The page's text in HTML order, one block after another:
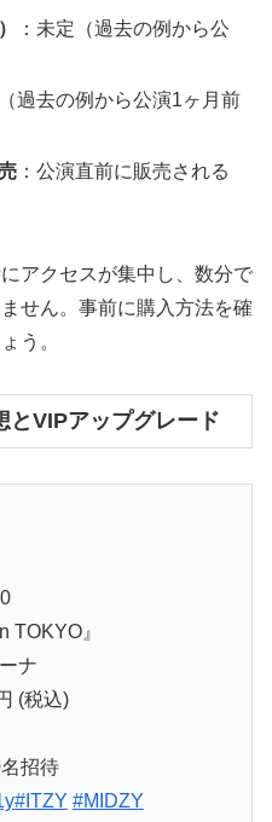
：未定（過去の例から公
（過去の例から公演1ヶ月前
：公演直前に販売される
アクセスが集中し、数分で
せん。事前に購入方法を確
う。
とVIPアップグレード
TOKYO』
ナ
(税込)
招待
#ITZY #MIDZY